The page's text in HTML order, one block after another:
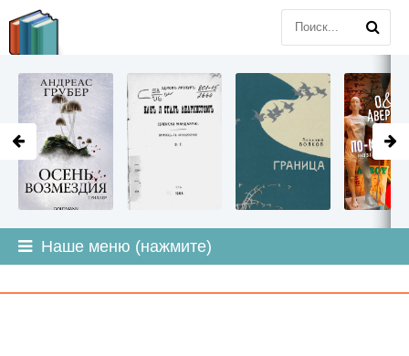
Наше меню (нажмите)
LITMIR.ORG